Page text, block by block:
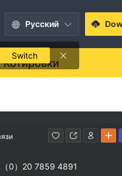
Pусский
Switch
Котировки
0）20 7859 4891